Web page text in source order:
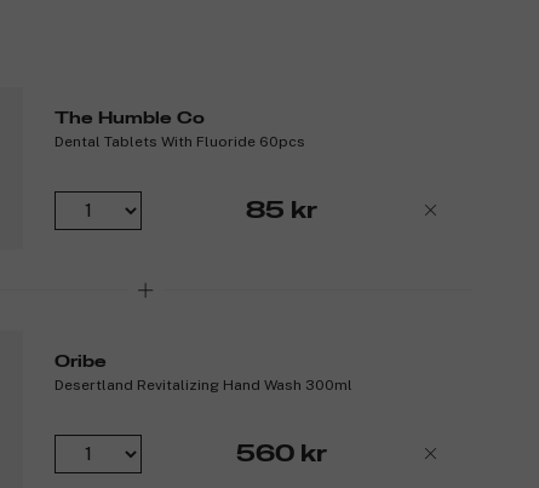
The Humble Co
Dental Tablets With Fluoride 60pcs
85 kr
Oribe
Desertland Revitalizing Hand Wash 300ml
560 kr